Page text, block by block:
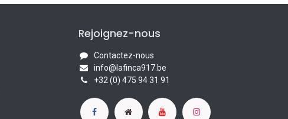
Rejoignez-nous
Contactez-nous
info@lafinca917.be
+32 (0) 475 94 31 91